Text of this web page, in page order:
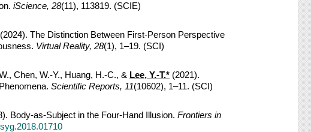
iScience, 28(11), 113819. (SCIE)
The Distinction Between First-Person Perspective
Virtual Reality, 28(1), 1–19. (SCI)
Chen, W.-Y., Huang, H.-C., & Lee, Y.-T.* (2021).
Scientific Reports, 11(10602), 1–11. (SCI)
Body-as-Subject in the Four-Hand Illusion. Frontiers in